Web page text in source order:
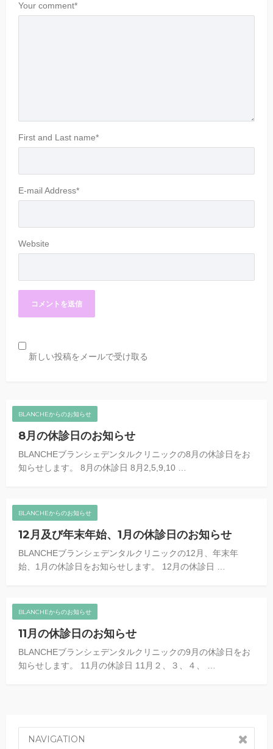
Your comment*
First and Last name*
E-mail Address*
Website
新しい投稿をメールで受け取る
BLANCHEからのお知らせ
8月の休診日のお知らせ
BLANCHEブランシェデンタルクリニックの8月の休診日をお
知らせします。 8月の休診日 8月2,5,9,10 …
BLANCHEからのお知らせ
12月及び年末年始、1月の休診日のお知らせ
BLANCHEブランシェデンタルクリニックの12月、年末年
始、1月の休診日をお知らせします。 12月の休診日 …
BLANCHEからのお知らせ
11月の休診日のお知らせ
BLANCHEブランシェデンタルクリニックの9月の休診日をお
知らせします。 11月の休診日 11月２、３、４、 …
NAVIGATION